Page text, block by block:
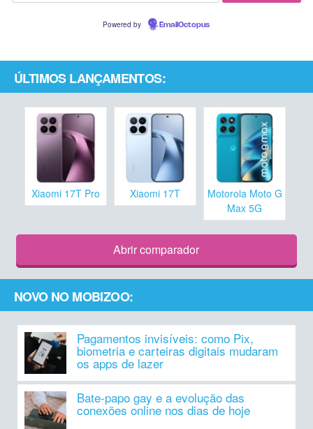
Powered by EmailOctopus
ÚLTIMOS LANÇAMENTOS:
Xiaomi 17T Pro Xiaomi 17T
Motorola Moto G
Max 5G
Abrir comparador
NOVO NO MOBIZOO:
Pagamentos invisíveis: como Pix,
biometria e carteiras digitais mudaram
os apps de lazer
Bate-papo gay e a evolução das
conexões online nos dias de hoje